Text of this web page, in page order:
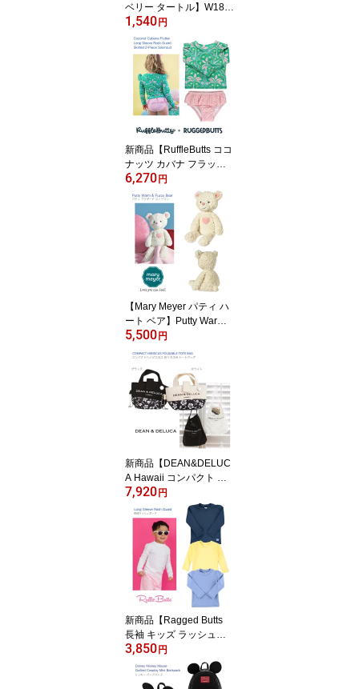
ベリー タートル】W18.5
×H7×D18cm◆かめ ぬい
ぐるみ キッズ ベビー 子
ども イエロー グリーン
ファーストドール プレゼ
ント 出産祝 誕生日 お祝
い おもちゃ メリーマイ
ヤー ぬい活 Turtle 50690
1,540円
新商品【RuffleButts ココ
ナッツ カバナ フラッタ
ー 長袖 ラッシュガー
ド】4T 約99-106cm 5歳
106-114cm 6歳 114-119
cm ◆ 水着 スイムウェア
緑 グリーン ピンク 4歳 5
歳 6歳 セパレート 上下セ
ット 水着 旅行 夏 キッズ
子ども フリル UPF50+ C
oconut Cabana Flutter
6,270円
【Mary Meyer パティ ハ
ート ベア】Putty Warm &
Fuzzy Bear H43cm ◆ホ
ぬいぐるみ キッズ ベビ
ー 子ども 赤ちゃん ぬい
活 ファーストドール プ
レゼント 出産祝 誕生日
お祝い おもちゃ パティ
ベア Xmas クリスマス 3
8163
5,500円
新商品【DEAN&DELUC
A Hawaii コンパクト ハ
イビスカス 折りたたみ
トートバッグ】ロイヤル
ハワイアン店限定 ディー
ンアンドデルーカハワイ
ホワイト ブラック 2025
◆ ナチュラル ミニサイ
ズ 持ち運び ショルダー
インポート 海外 お土産
COMPACT HIBISCUS F
OLDABLE TOTE BAG
7,920円
新商品【Ragged Butts
長袖 キッズ ラッシュガ
ード 4T 5 6】ホワイト ネ
イビー ブルー イエロー
水着 スイムウェア トッ
3,850円